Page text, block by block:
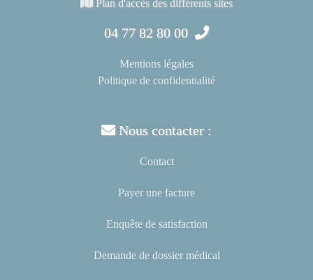
Plan d'accès des différents sites
04 77 82 80 00
Mentions légales
Politique de confidentialité
Nous contacter :
Contact
Payer une facture
Enquête de satisfaction
Demande de dossier médical